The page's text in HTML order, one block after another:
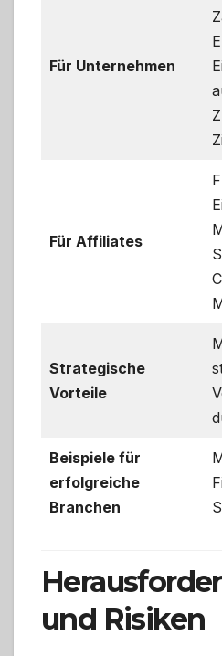
Für Unternehmen
Für Affiliates
Strategische
Vorteile
Beispiele für
erfolgreiche
Branchen
und Risiken